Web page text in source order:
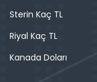
Sterin Kaç TL
Riyal Kaç TL
Kanada Doları